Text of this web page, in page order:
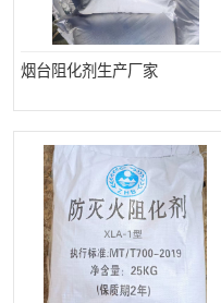
烟台阻化剂生产厂家